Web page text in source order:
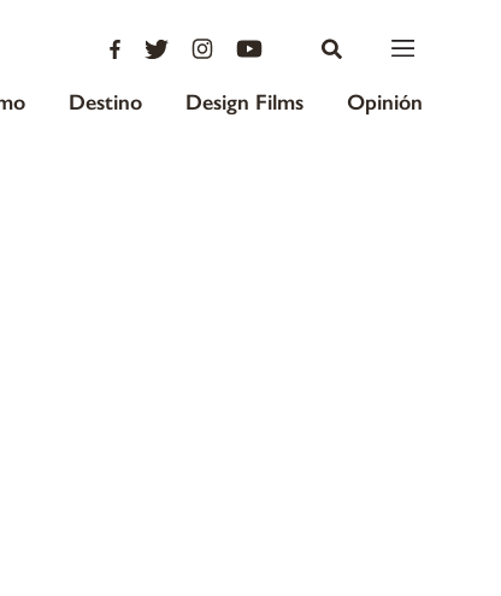
Destino Design Films Opinión